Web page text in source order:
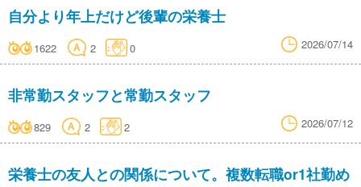
自分より年上だけど後輩の栄養士
1622 2 0 2026/07/14
非常勤スタッフと常勤スタッフ
829 2 2 2026/07/12
栄養士の友人との関係について。複数転職or1社勤め